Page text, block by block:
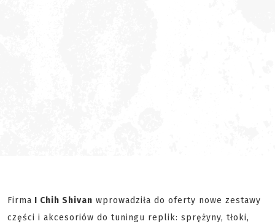
Firma I Chih Shivan wprowadziła do oferty nowe zestawy
części i akcesoriów do tuningu replik: sprężyny, tłoki,